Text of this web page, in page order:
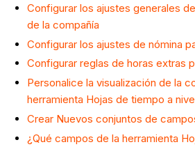
Configurar los ajustes generales
de la compañía
Configurar los ajustes de nómina
Configurar reglas de horas extras
Personalice la visualización de la
herramienta Hojas de tiempo a
Crear Nuevos conjuntos de
¿Qué campos de la herramienta